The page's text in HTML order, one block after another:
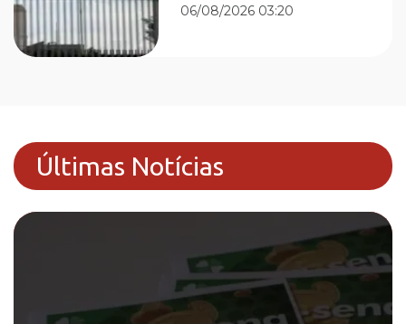
06/08/2026 03:20
Últimas Notícias